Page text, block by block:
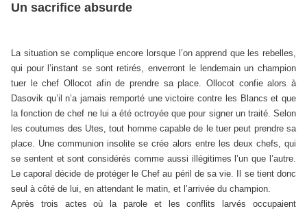
Un sacrifice absurde
La situation se complique encore lorsque l’on apprend que les rebelles,
qui pour l’instant se sont retirés, enverront le lendemain un champion
tuer le chef Ollocot afin de prendre sa place. Ollocot confie alors à
Dasovik qu’il n’a jamais remporté une victoire contre les Blancs et que
la fonction de chef ne lui a été octroyée que pour signer un traité. Selon
les coutumes des Utes, tout homme capable de le tuer peut prendre sa
place. Une communion insolite se crée alors entre les deux chefs, qui
se sentent et sont considérés comme aussi illégitimes l’un que l’autre.
Le caporal décide de protéger le Chef au péril de sa vie. Il se tient donc
seul à côté de lui, en attendant le matin, et l’arrivée du champion.
Après trois actes où la parole et les conflits larvés occupaient